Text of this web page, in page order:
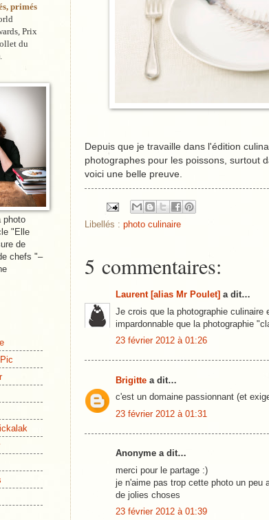
Depuis que je travaille dans l'édition
photographes pour les poissons, surtout
voici une belle preuve.
Libellés : photo culinaire
5 commentaires:
Laurent [alias Mr Poulet] a dit…
Je crois que la photographie culinaire
impardonnable que la photographie
23 février 2012 à 01:26
Brigitte a dit…
c'est un domaine passionnant (et
23 février 2012 à 01:31
Anonyme a dit…
merci pour le partage :)
je n'aime pas trop cette photo un
de jolies choses
23 février 2012 à 01:39
primés
Prix
du
photo
"Elle
de
chefs "–